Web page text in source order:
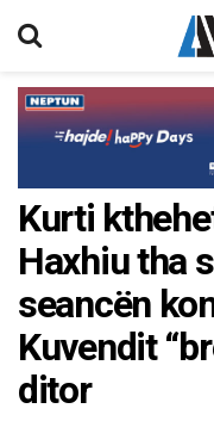
Kurti
Haxhiu tha
seancën
Kuvendit
ditor